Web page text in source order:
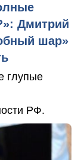
Дмитрий
шар»
глупые
РФ.